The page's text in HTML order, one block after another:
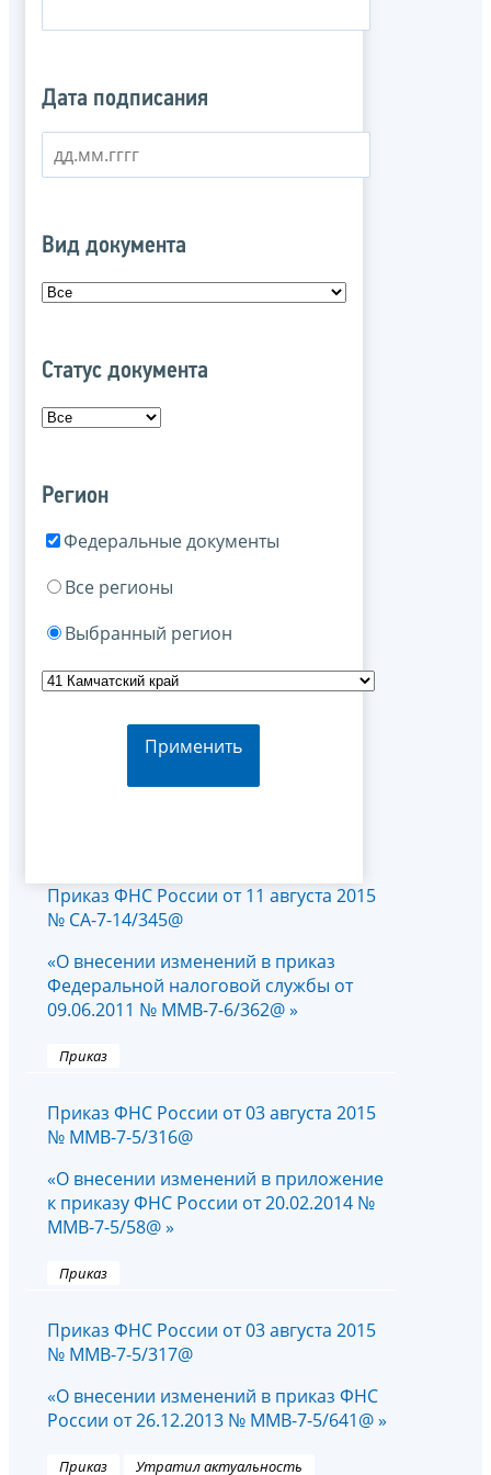
Дата подписания
Вид документа
Статус документа
Регион
Федеральные документы
Все регионы
Выбранный регион
Применить
Приказ ФНС России от 11 августа 2015
№ СА-7-14/345@
«О внесении изменений в приказ
Федеральной налоговой службы от
09.06.2011 № ММВ-7-6/362@ »
Приказ
Приказ ФНС России от 03 августа 2015
№ ММВ-7-5/316@
«О внесении изменений в приложение
к приказу ФНС России от 20.02.2014 №
ММВ-7-5/58@ »
Приказ
Приказ ФНС России от 03 августа 2015
№ ММВ-7-5/317@
«О внесении изменений в приказ ФНС
России от 26.12.2013 № ММВ-7-5/641@ »
Приказ Утратил актуальность